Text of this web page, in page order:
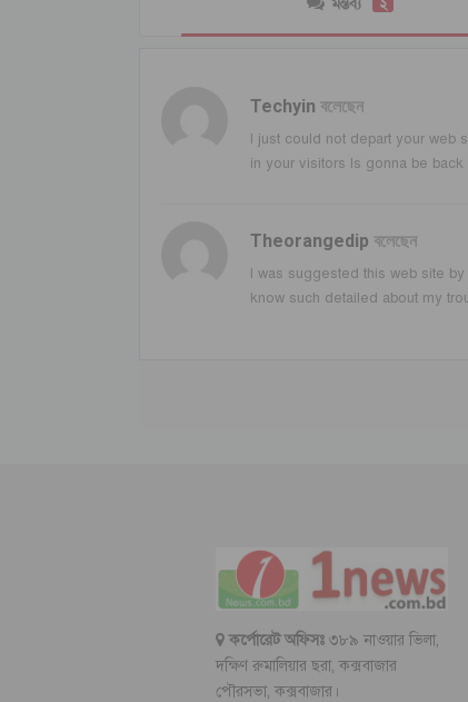
মন্তব্য ২
Techyin বলেছেন
I just could not depart your web
in your visitors Is gonna be
Theorangedip বলেছেন
I was suggested this web site
know such detailed about my
কর্পোরেট অফিসঃ ৩৮৯ নাওয়ার ভিলা,
দক্ষিণ রুমালিয়ার ছরা, কক্সবাজার
পৌরসভা, কক্সবাজার।